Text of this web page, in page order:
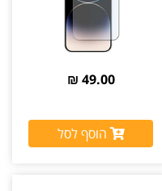
49.00 ₪
הוסף לסל